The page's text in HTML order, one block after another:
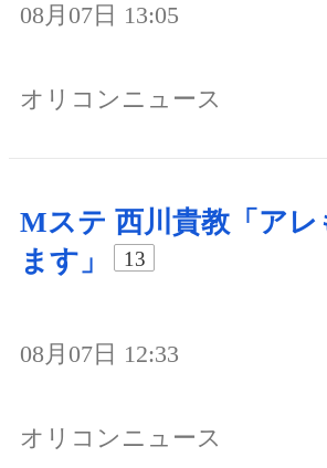
08月07日 13:05
オリコンニュース
Mステ 西川貴教「アレ
ます」
13
08月07日 12:33
オリコンニュース